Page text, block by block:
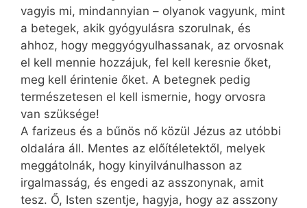
vagy­is mi, mindannyian – olyanok vagyunk, mint
a betegek, akik gyógyulásra szorulnak, és
ahhoz, hogy meggyógyulhassanak, az orvosnak
el kell mennie hozzájuk, fel kell keresnie őket,
meg kell érintenie őket. A betegnek pedig
természetesen el kell ismernie, hogy orvosra
van szüksége!
A farizeus és a bűnös nő közül Jézus az utóbbi
oldalára áll. Mentes az előítéletektől, melyek
meggátolnák, hogy kinyilvánulhasson az
irgalmasság, és engedi az asszonynak, amit
tesz. Ő, Isten szentje, hagyja, hogy az asszony